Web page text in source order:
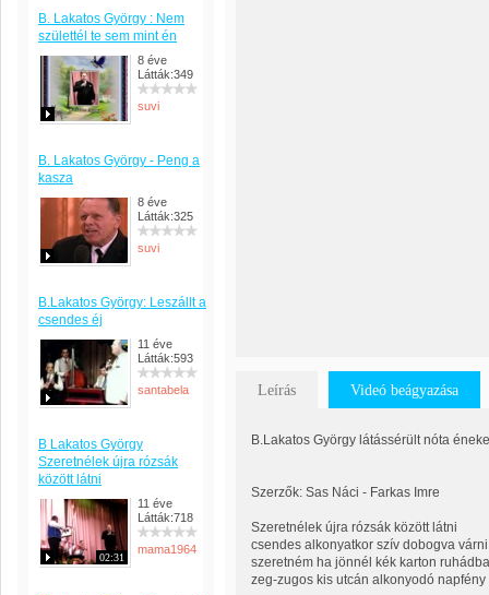
B. Lakatos György : Nem
születtél te sem mint én
8 éve
Látták:349
suvi
B. Lakatos György - Peng a
kasza
8 éve
Látták:325
suvi
B.Lakatos György: Leszállt a
csendes éj
11 éve
Látták:593
santabela
B Lakatos György
Szeretnélek újra rózsák
között látni
02:31
11 éve
Látták:718
mama1964
Leírás Videó beágyazása
B.Lakatos György látássérült nóta
Szerzők: Sas Náci - Farkas Imre
Szeretnélek újra rózsák között látni
csendes alkonyatkor szív dobogva várni
szeretném ha jönnél kék karton
zeg-zugos kis utcán alkonyodó